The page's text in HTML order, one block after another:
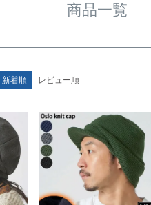
商品一覧
新着順 レビュー順